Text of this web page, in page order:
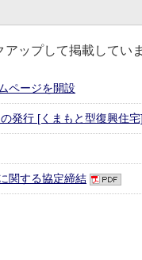
ップして掲載していま
ページを開設
発行 [くまもと型復興住宅]
関する協定締結